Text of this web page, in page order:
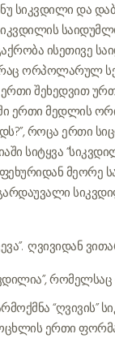
სიკვდილი და
ისეთივე
ორპოლარულ
შეხედვით
ერთი მედლის
როცა ერთი
სიტყვა
მეორე
ღვივიდან
რომელსაც
ერთი